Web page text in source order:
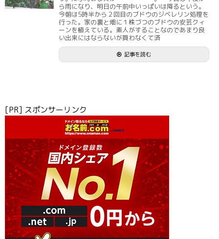
ら雨になり、明日の午前中いっぱいは降るという。
今朝は5時半から２回目のブドウのジベレリン処理を
行った。家の裏と畑に１株づつのブドウの安芸クィ
ーンを植えている。素人がすることなのであまり良
い出来にはならないが買わなくて済
記事を読む
[PR] スポンサーリンク